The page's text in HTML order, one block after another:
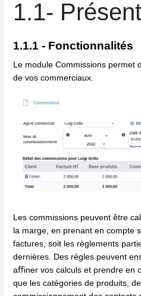
1.1-
1.1.1 - Fonctionnalités
Le module Commissions permet
de vos commerciaux.
Les commissions peuvent être
la marge, en prenant en compte
factures, soit les règlements
dernières. Des règles peuvent
aﬀiner vos calculs et prendre en
que les catégories de produits,